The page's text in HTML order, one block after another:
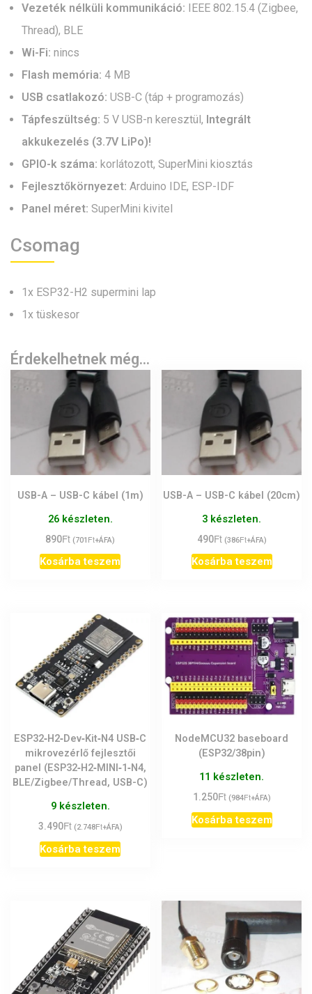
Vezeték nélküli kommunikáció: IEEE 802.15.4 (Zigbee,
Thread), BLE
Wi-Fi: nincs
Flash memória: 4 MB
USB csatlakozó: USB-C (táp + programozás)
Tápfeszültség: 5 V USB-n keresztül, Integrált
akkukezelés (3.7V LiPo)!
GPIO-k száma: korlátozott, SuperMini kiosztás
Fejlesztőkörnyezet: Arduino IDE, ESP-IDF
Panel méret: SuperMini kivitel
Csomag
1x ESP32-H2 supermini lap
1x tüskesor
Érdekelhetnek még…
USB-A – USB-C kábel (1m)
26 készleten.
890Ft (701 Ft+ÁFA)
Kosárba teszem
USB-A – USB-C kábel (20cm)
3 készleten.
490Ft (386Ft+ÁFA)
Kosárba teszem
ESP32‑H2‑Dev‑Kit‑N4 USB‑C
mikrovezérlő fejlesztői
panel (ESP32‑H2‑MINI‑1‑N4,
BLE/Zigbee/Thread, USB-C)
9 készleten.
3.490Ft (2.748Ft+ÁFA)
Kosárba teszem
NodeMCU32 baseboard
(ESP32/38pin)
11 készleten.
1.250Ft (984Ft+ÁFA)
Kosárba teszem